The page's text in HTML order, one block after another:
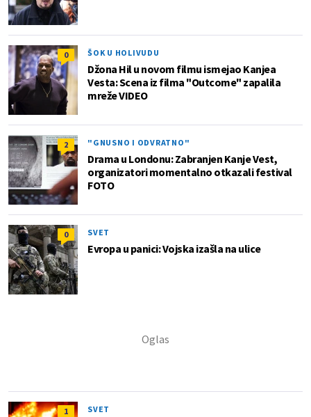
0 ŠOK U HOLIVUDU
Džona Hil u novom filmu ismejao Kanjea
Vesta: Scena iz filma "Outcome" zapalila
mreže VIDEO
2 "GNUSNO I ODVRATNO"
Drama u Londonu: Zabranjen Kanje Vest,
organizatori momentalno otkazali festival
FOTO
0 SVET
Evropa u panici: Vojska izašla na ulice
1 SVET